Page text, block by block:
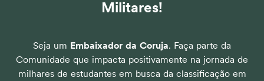
Militares!
Seja um Embaixador da Coruja. Faça parte da
Comunidade que impacta positivamente na jornada de
milhares de estudantes em busca da classificação em